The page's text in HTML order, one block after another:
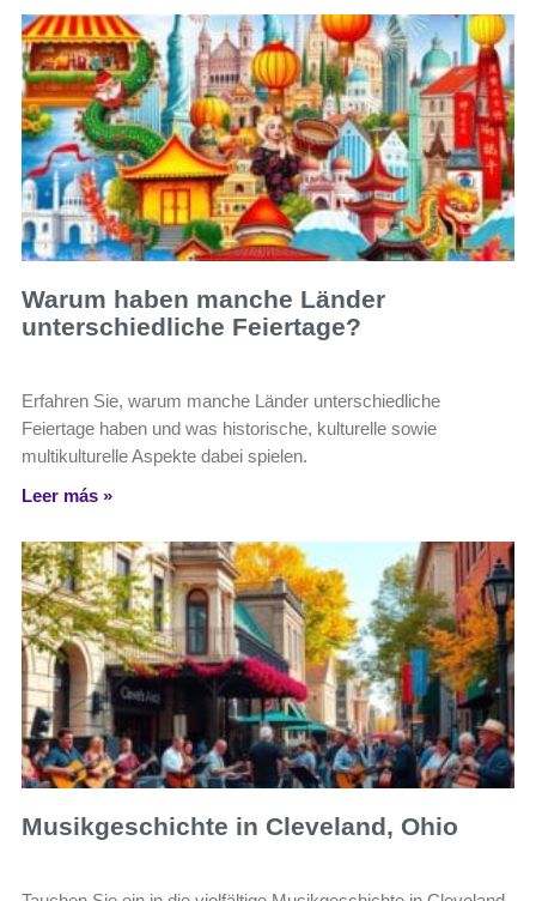
Warum haben manche Länder
unterschiedliche Feiertage?
Erfahren Sie, warum manche Länder unterschiedliche
Feiertage haben und was historische, kulturelle sowie
multikulturelle Aspekte dabei spielen.
Leer más »
Musikgeschichte in Cleveland, Ohio